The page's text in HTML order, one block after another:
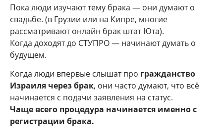
Пока люди изучают тему брака — они думают о
свадьбе. (в Грузии или на Кипре, многие
рассматривают онлайн брак штат Юта).
Когда доходят до СТУПРО — начинают думать о
будущем.
Когда люди впервые слышат про гражданство
Израиля через брак, они часто думают, что всё
начинается с подачи заявления на статус.
Чаще всего процедура начинается именно с
регистрации брака.